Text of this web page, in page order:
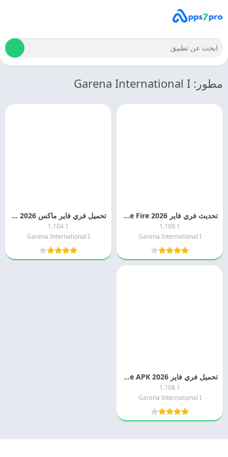
مطور: Garena International I
تحديث فري فاير 2026 Free Fire التحديث الجديد مجانا
1.108.1
Garena International I
تحميل فري فاير ماكس 2026 Free Fire MAX اخر اصدار مجانا
1.104.1
Garena International I
تحميل فري فاير 2026 Free Fire APK اخر اصدار مجانا
1.108.1
Garena International I